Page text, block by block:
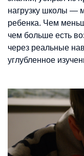
нагрузку школы —
ребенка. Чем
чем больше есть
через реальные
углубленное